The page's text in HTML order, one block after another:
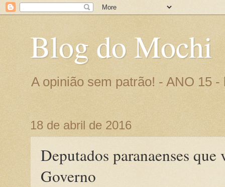
Blog do Mochi
A opinião sem patrão! - ANO 15
18 de abril de 2016
Deputados paranaenses
Governo